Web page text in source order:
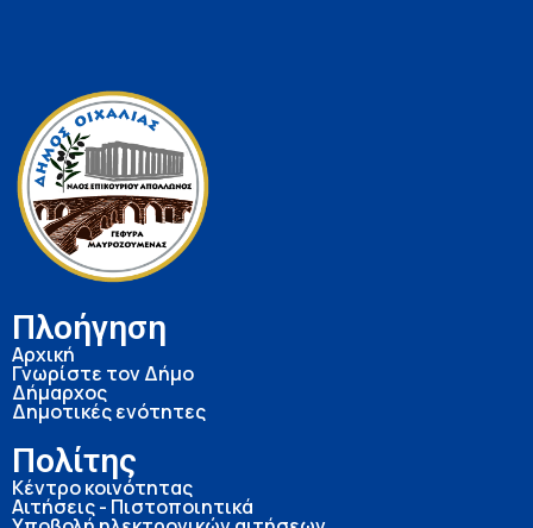
Πλοήγηση
Αρχική
Γνωρίστε τον Δήμο
Δήμαρχος
Δημοτικές ενότητες
Πολίτης
Κέντρο κοινότητας
Αιτήσεις - Πιστοποιητικά